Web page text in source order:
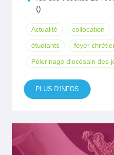
()
Actualité collocation
étudiants foyer
Pèlerinage diocésain des
PLUS D'INFOS